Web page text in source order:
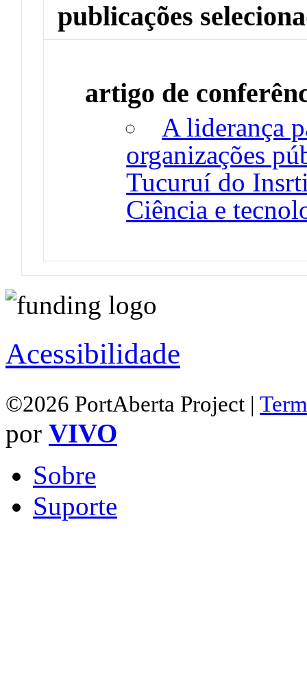
publicações
artigo de
A liderança
organizações
Tucuruí do
Ciência e
Acessibilidade
©2026 PortAberta Project |
por VIVO
Sobre
Suporte